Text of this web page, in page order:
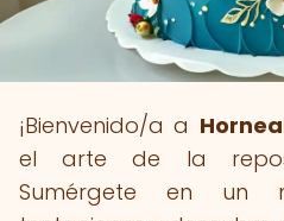
¡Bienvenido/a a
el arte de la
Sumérgete en un